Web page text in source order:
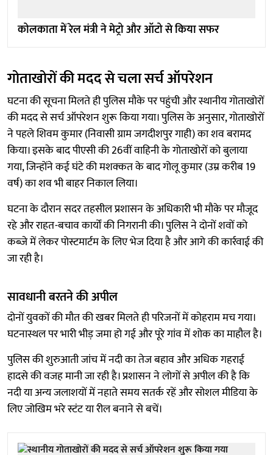
कोलकाता में रेल मंत्री ने मेट्रो और ऑटो से किया सफर
गोताखोरों की मदद से चला सर्च ऑपरेशन
घटना की सूचना मिलते ही पुलिस मौके पर पहुंची और स्थानीय गोताखोरों
की मदद से सर्च ऑपरेशन शुरू किया गया। पुलिस के अनुसार, गोताखोरों
ने पहले शिवम कुमार (निवासी ग्राम जगदीशपुर गाही) का शव बरामद
किया। इसके बाद पीएसी की 26वीं वाहिनी के गोताखोरों को बुलाया
गया, जिन्होंने कई घंटे की मशक्कत के बाद गोलू कुमार (उम्र करीब 19
वर्ष) का शव भी बाहर निकाल लिया।
घटना के दौरान सदर तहसील प्रशासन के अधिकारी भी मौके पर मौजूद
रहे और राहत-बचाव कार्यों की निगरानी की। पुलिस ने दोनों शवों को
कब्जे में लेकर पोस्टमार्टम के लिए भेज दिया है और आगे की कार्रवाई की
जा रही है।
सावधानी बरतने की अपील
दोनों युवकों की मौत की खबर मिलते ही परिजनों में कोहराम मच गया।
घटनास्थल पर भारी भीड़ जमा हो गई और पूरे गांव में शोक का माहौल है।
पुलिस की शुरुआती जांच में नदी का तेज बहाव और अधिक गहराई
हादसे की वजह मानी जा रही है। प्रशासन ने लोगों से अपील की है कि
नदी या अन्य जलाशयों में नहाते समय सतर्क रहें और सोशल मीडिया के
लिए जोखिम भरे स्टंट या रील बनाने से बचें।